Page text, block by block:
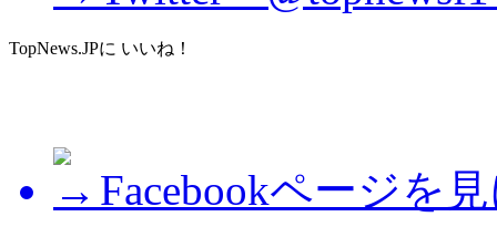
TopNews.JPに いいね！
Facebookページを